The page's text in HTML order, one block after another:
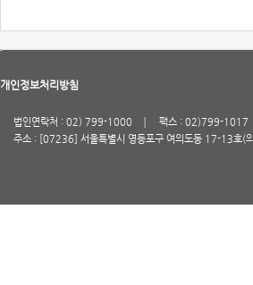
개인정보처리방침
법인연락처 : 02) 799-1000
팩스 : 02)799-1017
주소 : [07236] 서울특별시 영등포구 여의도동 17-13호(